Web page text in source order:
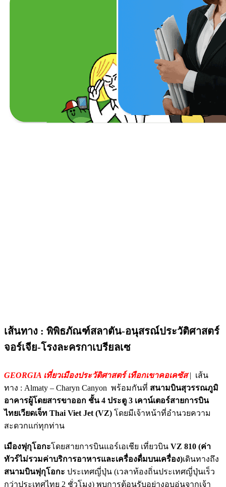
เส้นทาง : พิพิธภัณฑ์สลาตัน-อนุสรณ์ประวัติศาสตร์
จอร์เจีย-โรงละครกาเบรียลเซ
GEORGIA เที่ยวเมืองประวัติศาสตร์ เทือกเขาคอเคซัส| เส้น
ทาง : Almaty – Charyn Canyon พร้อมกันที่ สนามบินสุวรรณภูมิ
อาคารผู้โดยสารขาออก ชั้น 4 ประตู 3 เคาน์เตอร์สายการบิน
ไทยเวียดเจ็ท Thai Viet Jet (VZ) โดยมีเจ้าหน้าที่อำนวยความ
สะดวกแก่ทุกท่าน
เมืองฟุกุโอกะโดยสายการบินแอร์เอเชีย เที่ยวบิน VZ 810 (ค่า
ทัวร์ไม่รวมค่าบริการอาหารและเครื่องดื่มบนเครื่อง)เดินทางถึง
สนามบินฟุกุโอกะ ประเทศญี่ปุ่น (เวลาท้องถิ่นประเทศญี่ปุ่นเร็ว
กว่าประเทศไทย 2 ชั่วโมง) พบการต้อนรับอย่างอบอุ่นจากเจ้า